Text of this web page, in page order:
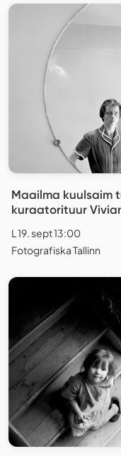
Maailma kuulsaim
kuraatorituur
L 19. sept 13:00
Fotografiska Tallinn